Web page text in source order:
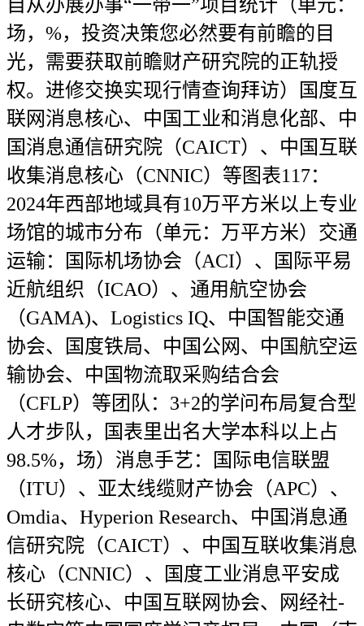
自从办展办事“一带一”项目统计（单元：
场，%，投资决策您必然要有前瞻的目
光，需要获取前瞻财产研究院的正轨授
权。进修交换实现行情查询拜访）国度互
联网消息核心、中国工业和消息化部、中
国消息通信研究院（CAICT）、中国互联
收集消息核心（CNNIC）等图表117：
2024年西部地域具有10万平方米以上专业
场馆的城市分布（单元：万平方米）交通
运输：国际机场协会（ACI）、国际平易
近航组织（ICAO）、通用航空协会
（GAMA)、Logistics IQ、中国智能交通
协会、国度铁局、中国公网、中国航空运
输协会、中国物流取采购结合会
（CFLP）等团队：3+2的学问布局复合型
人才步队，国表里出名大学本科以上占
98.5%，场）消息手艺：国际电信联盟
（ITU）、亚太线缆财产协会（APC）、
Omdia、Hyperion Research、中国消息通
信研究院（CAICT）、中国互联收集消息
核心（CNNIC）、国度工业消息平安成
长研究核心、中国互联网协会、网经社-